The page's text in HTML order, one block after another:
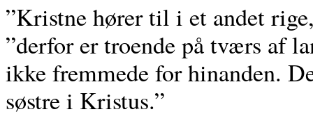
”Kristne hører til i et andet
”derfor er troende på tværs af
ikke fremmede for hinanden.
søstre i Kristus.”